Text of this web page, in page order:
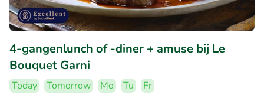
4-gangenlunch of -diner + amuse bij Le
Bouquet Garni
Today Tomorrow Mo Tu
Fr